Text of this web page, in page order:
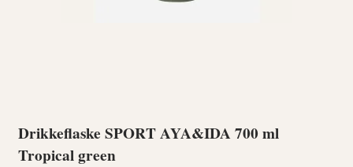
Drikkeflaske SPORT AYA&IDA 700 ml
Tropical green